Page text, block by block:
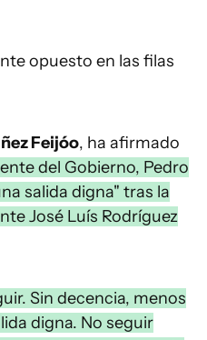
opuesto en las filas
Feijóo, ha afirmado
del Gobierno, Pedro
salida digna" tras la
José Luís Rodríguez
Sin decencia, menos
digna. No seguir